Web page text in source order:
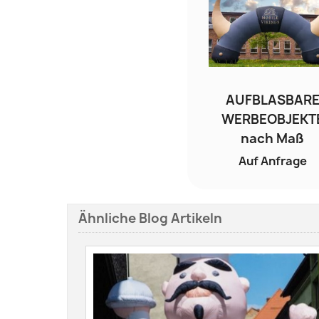
AUFBLASBARE
nach Maß
Auf Anfrage
Ähnliche Blog Artikeln